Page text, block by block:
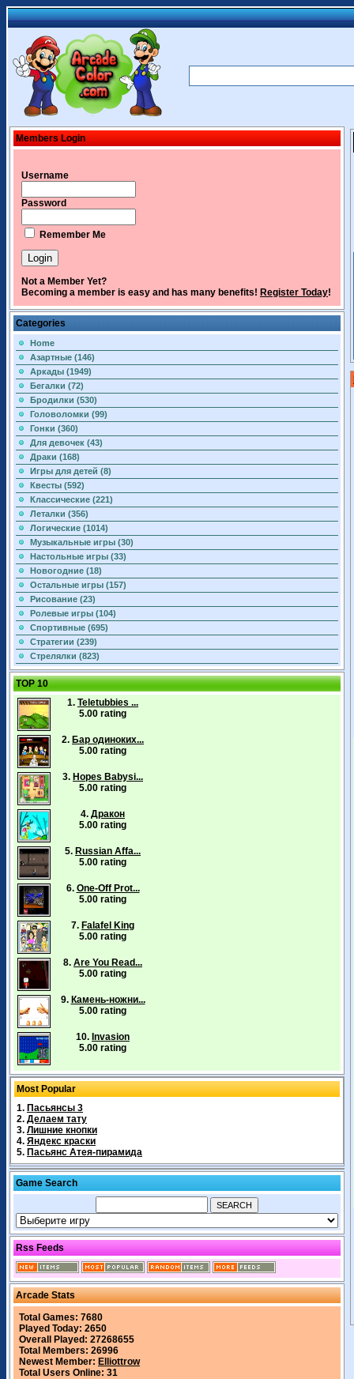
Members Login
Username
Password
Remember Me
Not a Member Yet?
Becoming a member is easy and has many benefits! Register Today!
Categories
Home
Азартные (146)
Аркады (1949)
Бегалки (72)
Бродилки (530)
Головоломки (99)
Гонки (360)
Для девочек (43)
Драки (168)
Игры для детей (8)
Квесты (592)
Классические (221)
Леталки (356)
Логические (1014)
Музыкальные игры (30)
Настольные игры (33)
Новогодние (18)
Остальные игры (157)
Рисование (23)
Ролевые игры (104)
Спортивные (695)
Стратегии (239)
Стрелялки (823)
TOP 10
1. Teletubbies ...
5.00 rating
2. Бар одиноких...
5.00 rating
3. Hopes Babysi...
5.00 rating
4. Дракон
5.00 rating
5. Russian Affa...
5.00 rating
6. One-Off Prot...
5.00 rating
7. Falafel King
5.00 rating
8. Are You Read...
5.00 rating
9. Камень-ножни...
5.00 rating
10. Invasion
5.00 rating
Most Popular
1. Пасьянсы 3
2. Делаем тату
3. Лишние кнопки
4. Яндекс краски
5. Пасьянс Атея-пирамида
Game Search
Rss Feeds
Arcade Stats
Total Games: 7680
Played Today: 2650
Overall Played: 27268655
Total Members: 26996
Newest Member: Elliottrow
Total Users Online: 31